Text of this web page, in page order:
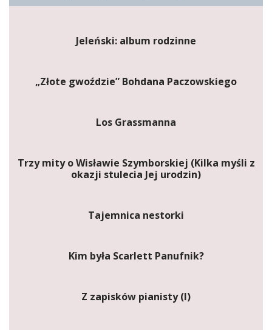
Jeleński: album rodzinne
„Złote gwoździe” Bohdana Paczowskiego
Los Grassmanna
Trzy mity o Wisławie Szymborskiej (Kilka myśli z
okazji stulecia Jej urodzin)
Tajemnica nestorki
Kim była Scarlett Panufnik?
Z zapisków pianisty (I)